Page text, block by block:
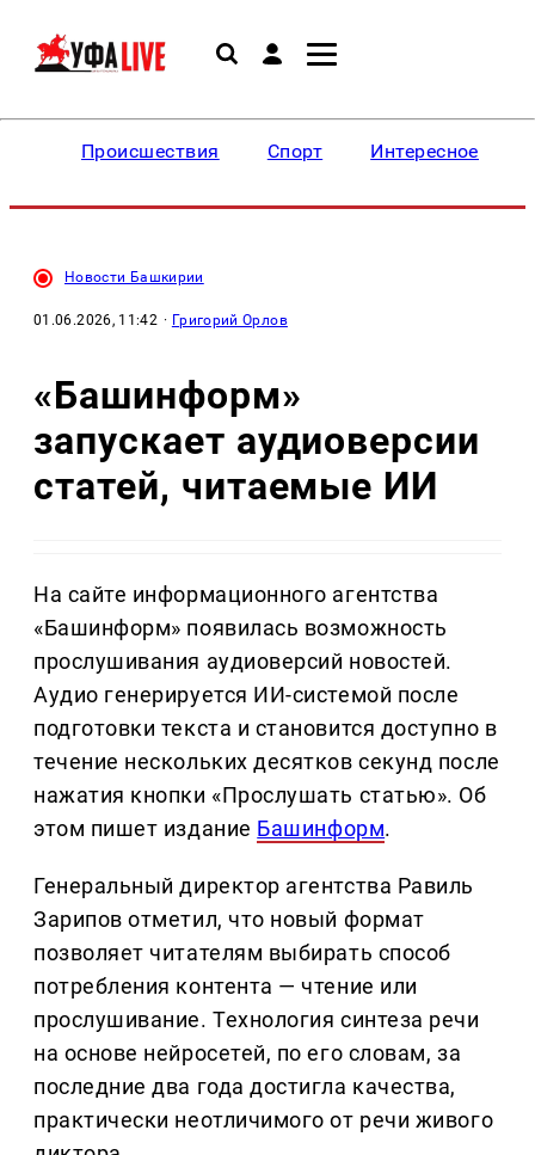
Происшествия Спорт Интересное
Новости Башкирии
01.06.2026, 11:42 · Григорий Орлов
«Башинформ»
запускает аудиоверсии
статей, читаемые ИИ
На сайте информационного агентства
«Башинформ» появилась возможность
прослушивания аудиоверсий новостей.
Аудио генерируется ИИ-системой после
подготовки текста и становится доступно в
течение нескольких десятков секунд после
нажатия кнопки «Прослушать статью». Об
этом пишет издание Башинформ.
Генеральный директор агентства Равиль
Зарипов отметил, что новый формат
позволяет читателям выбирать способ
потребления контента — чтение или
прослушивание. Технология синтеза речи
на основе нейросетей, по его словам, за
последние два года достигла качества,
практически неотличимого от речи живого